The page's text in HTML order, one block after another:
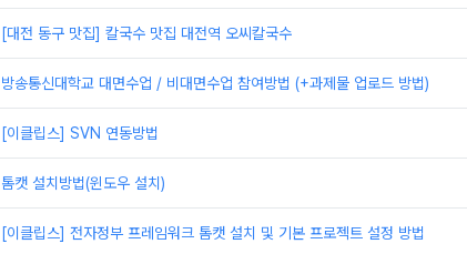
[대전 동구 맛집] 칼국수 맛집 대전역 오씨칼국수
방송통신대학교 대면수업 / 비대면수업 참여방법 (+과제물 업로드 방법)
[이클립스] SVN 연동방법
톰캣 설치방법(윈도우 설치)
[이클립스] 전자정부 프레임워크 톰캣 설치 및 기본 프로젝트 설정 방법